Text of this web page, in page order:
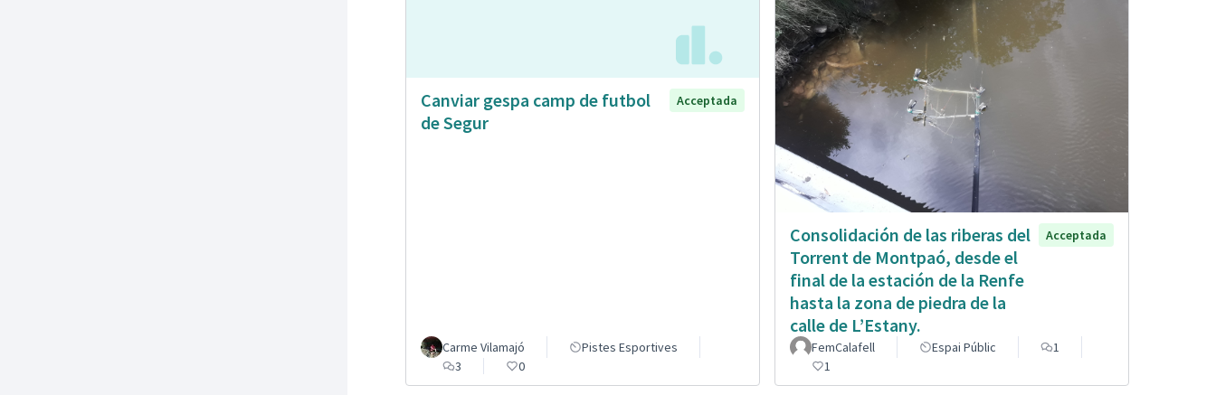
Canviar gespa camp de futbol
de Segur
Acceptada
Carme Vilamajó
Pistes Esportives
3
0
Consolidación de las riberas del
Torrent de Montpaó, desde el
final de la estación de la Renfe
hasta la zona de piedra de la
calle de L’Estany.
Acceptada
FemCalafell Espai Públic
1
1